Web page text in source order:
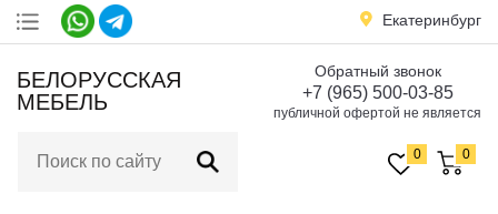
Акции
Екатеринбург
БЕЛОРУССКАЯ
МЕБЕЛЬ
Обратный звонок
+7 (965) 500-03-85
публичной офертой не является
0 0